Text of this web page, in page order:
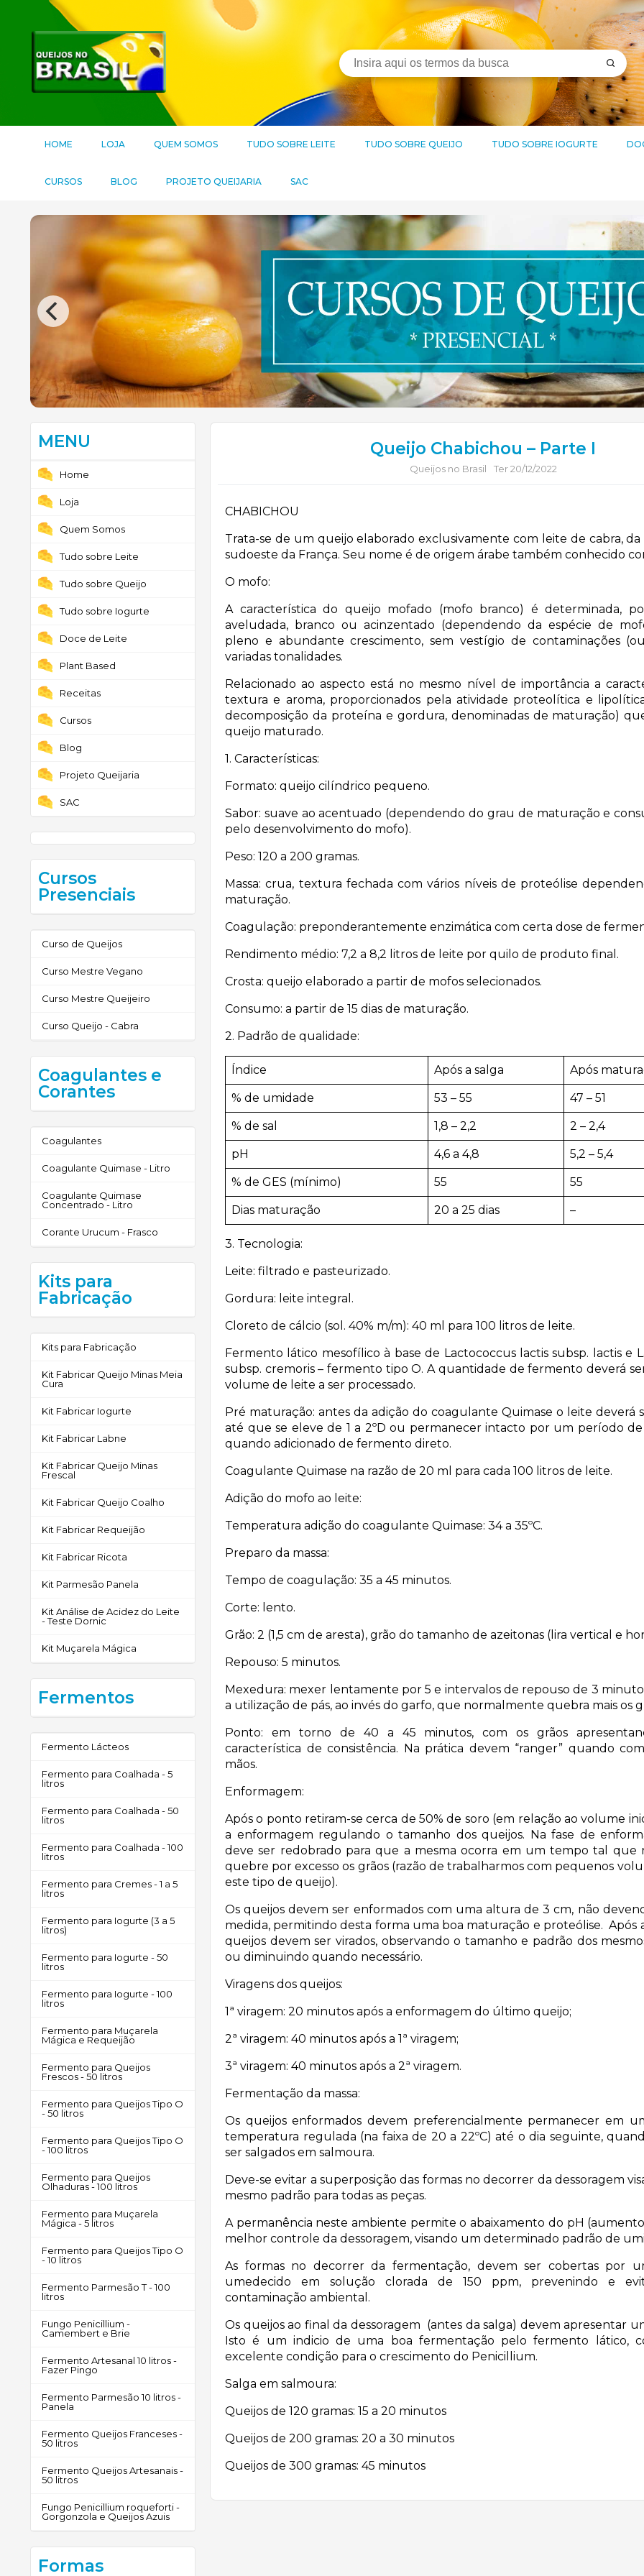
HOME LOJA QUEM SOMOS TUDO SOBRE LEITE TUDO SOBRE QUEIJO TUDO SOBRE IOGURTE
CURSOS BLOG PROJETO QUEIJARIA SAC
MENU
Home
Loja
Quem Somos
Tudo sobre Leite
Tudo sobre Queijo
Tudo sobre Iogurte
Doce de Leite
Plant Based
Receitas
Cursos
Blog
Projeto Queijaria
SAC
Cursos
Presenciais
Curso de Queijos
Curso Mestre Vegano
Curso Mestre Queijeiro
Curso Queijo - Cabra
Coagulantes e
Corantes
Coagulantes
Coagulante Quimase - Litro
Coagulante Quimase
Concentrado - Litro
Corante Urucum - Frasco
Kits para
Fabricação
Kits para Fabricação
Kit Fabricar Queijo Minas Meia
Cura
Kit Fabricar Iogurte
Kit Fabricar Labne
Kit Fabricar Queijo Minas
Frescal
Kit Fabricar Queijo Coalho
Kit Fabricar Requeijão
Kit Fabricar Ricota
Kit Parmesão Panela
Kit Análise de Acidez do Leite
- Teste Dornic
Kit Muçarela Mágica
Fermentos
Fermento Lácteos
Fermento para Coalhada - 5
litros
Fermento para Coalhada - 50
litros
Fermento para Coalhada - 100
litros
Fermento para Cremes - 1 a 5
litros
Fermento para Iogurte (3 a 5
litros)
Fermento para Iogurte - 50
litros
Fermento para Iogurte - 100
litros
Fermento para Muçarela
Mágica e Requeijão
Fermento para Queijos
Frescos - 50 litros
Fermento para Queijos Tipo O
- 50 litros
Fermento para Queijos Tipo O
- 100 litros
Fermento para Queijos
Olhaduras - 100 litros
Fermento para Muçarela
Mágica - 5 litros
Fermento para Queijos Tipo O
- 10 litros
Fermento Parmesão T - 100
litros
Fungo Penicillium -
Camembert e Brie
Fermento Artesanal 10 litros -
Fazer Pingo
Fermento Parmesão 10 litros -
Panela
Fermento Queijos Franceses -
50 litros
Fermento Queijos Artesanais -
50 litros
Fungo Penicillium roqueforti -
Gorgonzola e Queijos Azuis
Formas
Queijo Chabichou – Parte I
Queijos no Brasil Ter 20/12/2022
CHABICHOU
Trata-se de um queijo elaborado exclusivamente com leite de cabra,
sudoeste da França. Seu nome é de origem árabe também conhecido
O mofo:
A característica do queijo mofado (mofo branco) é determinada,
aveludada, branco ou acinzentado (dependendo da espécie de
pleno e abundante crescimento, sem vestígio de contaminações
variadas tonalidades.
Relacionado ao aspecto está no mesmo nível de importância a
textura e aroma, proporcionados pela atividade proteolítica e
decomposição da proteína e gordura, denominadas de maturação)
queijo maturado.
1. Características:
Formato: queijo cilíndrico pequeno.
Sabor: suave ao acentuado (dependendo do grau de maturação e
pelo desenvolvimento do mofo).
Peso: 120 a 200 gramas.
Massa: crua, textura fechada com vários níveis de proteólise
maturação.
Coagulação: preponderantemente enzimática com certa dose de
Rendimento médio: 7,2 a 8,2 litros de leite por quilo de produto final.
Crosta: queijo elaborado a partir de mofos selecionados.
Consumo: a partir de 15 dias de maturação.
2. Padrão de qualidade:
Índice Após a salga Após
% de umidade 53 – 55 47 – 51
% de sal 1,8 – 2,2 2 – 2,4
pH 4,6 a 4,8 5,2 – 5,4
% de GES (mínimo) 55 55
Dias maturação 20 a 25 dias –
3. Tecnologia:
Leite: filtrado e pasteurizado.
Gordura: leite integral.
Cloreto de cálcio (sol. 40% m/m): 40 ml para 100 litros de leite.
Fermento lático mesofílico à base de Lactococcus lactis subsp. lactis e
subsp. cremoris – fermento tipo O. A quantidade de fermento deverá
volume de leite a ser processado.
Pré maturação: antes da adição do coagulante Quimase o leite deverá
até que se eleve de 1 a 2ºD ou permanecer intacto por um período
quando adicionado de fermento direto.
Coagulante Quimase na razão de 20 ml para cada 100 litros de leite.
Adição do mofo ao leite:
Temperatura adição do coagulante Quimase: 34 a 35ºC.
Preparo da massa:
Tempo de coagulação: 35 a 45 minutos.
Corte: lento.
Grão: 2 (1,5 cm de aresta), grão do tamanho de azeitonas (lira vertical e
Repouso: 5 minutos.
Mexedura: mexer lentamente por 5 e intervalos de repouso de 3
a utilização de pás, ao invés do garfo, que normalmente quebra mais os
Ponto: em torno de 40 a 45 minutos, com os grãos
característica de consistência. Na prática devem “ranger” quando
mãos.
Enformagem:
Após o ponto retiram-se cerca de 50% de soro (em relação ao volume
a enformagem regulando o tamanho dos queijos. Na fase de
deve ser redobrado para que a mesma ocorra em um tempo tal que
quebre por excesso os grãos (razão de trabalharmos com pequenos
este tipo de queijo).
Os queijos devem ser enformados com uma altura de 3 cm, não
medida, permitindo desta forma uma boa maturação e proteólise. Após
queijos devem ser virados, observando o tamanho e padrão dos
ou diminuindo quando necessário.
Viragens dos queijos:
1ª viragem: 20 minutos após a enformagem do último queijo;
2ª viragem: 40 minutos após a 1ª viragem;
3ª viragem: 40 minutos após a 2ª viragem.
Fermentação da massa:
Os queijos enformados devem preferencialmente permanecer em
temperatura regulada (na faixa de 20 a 22ºC) até o dia seguinte,
ser salgados em salmoura.
Deve-se evitar a superposição das formas no decorrer da dessoragem
mesmo padrão para todas as peças.
A permanência neste ambiente permite o abaixamento do pH
melhor controle da dessoragem, visando um determinado padrão de
As formas no decorrer da fermentação, devem ser cobertas por
umedecido em solução clorada de 150 ppm, prevenindo e
contaminação ambiental.
Os queijos ao final da dessoragem (antes da salga) devem apresentar
Isto é um indicio de uma boa fermentação pelo fermento lático,
excelente condição para o crescimento do Penicillium.
Salga em salmoura:
Queijos de 120 gramas: 15 a 20 minutos
Queijos de 200 gramas: 20 a 30 minutos
Queijos de 300 gramas: 45 minutos